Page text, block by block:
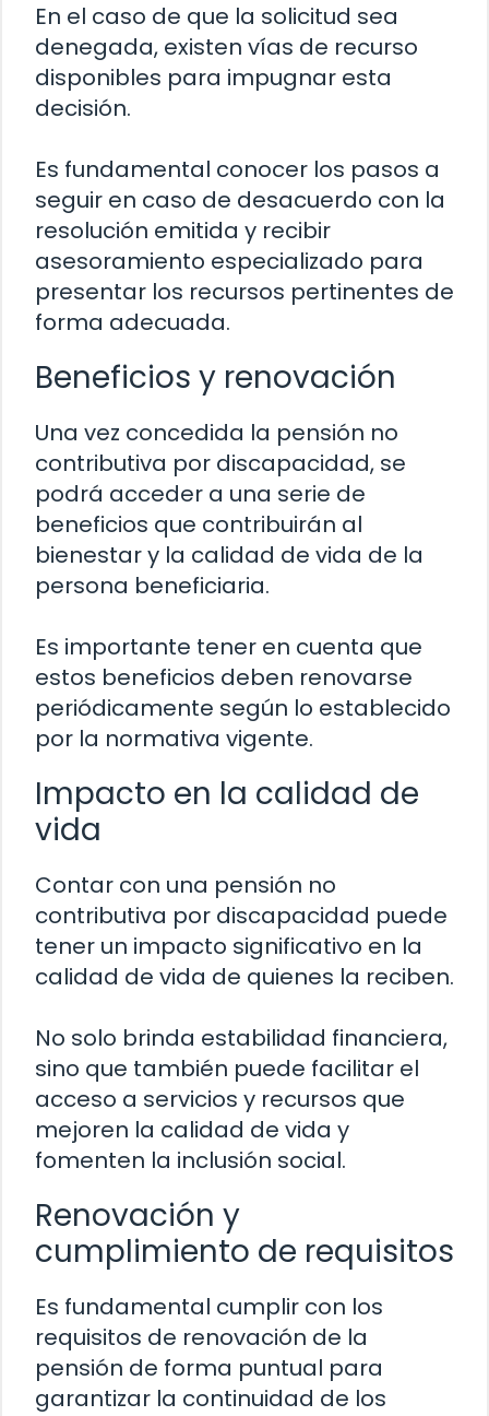
En el caso de que la solicitud sea
denegada, existen vías de recurso
disponibles para impugnar esta
decisión.
Es fundamental conocer los pasos a
seguir en caso de desacuerdo con la
resolución emitida y recibir
asesoramiento especializado para
presentar los recursos pertinentes de
forma adecuada.
Beneficios y renovación
Una vez concedida la pensión no
contributiva por discapacidad, se
podrá acceder a una serie de
beneficios que contribuirán al
bienestar y la calidad de vida de la
persona beneficiaria.
Es importante tener en cuenta que
estos beneficios deben renovarse
periódicamente según lo establecido
por la normativa vigente.
Impacto en la calidad de
vida
Contar con una pensión no
contributiva por discapacidad puede
tener un impacto significativo en la
calidad de vida de quienes la reciben.
No solo brinda estabilidad financiera,
sino que también puede facilitar el
acceso a servicios y recursos que
mejoren la calidad de vida y
fomenten la inclusión social.
Renovación y
cumplimiento de requisitos
Es fundamental cumplir con los
requisitos de renovación de la
pensión de forma puntual para
garantizar la continuidad de los